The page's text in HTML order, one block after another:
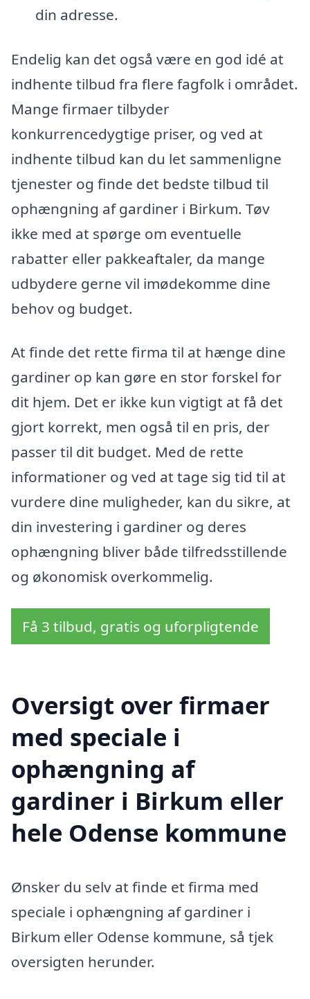
din adresse.
Endelig kan det også være en god idé at
indhente tilbud fra flere fagfolk i området.
Mange firmaer tilbyder
konkurrencedygtige priser, og ved at
indhente tilbud kan du let sammenligne
tjenester og finde det bedste tilbud til
ophængning af gardiner i Birkum. Tøv
ikke med at spørge om eventuelle
rabatter eller pakkeaftaler, da mange
udbydere gerne vil imødekomme dine
behov og budget.
At finde det rette firma til at hænge dine
gardiner op kan gøre en stor forskel for
dit hjem. Det er ikke kun vigtigt at få det
gjort korrekt, men også til en pris, der
passer til dit budget. Med de rette
informationer og ved at tage sig tid til at
vurdere dine muligheder, kan du sikre, at
din investering i gardiner og deres
ophængning bliver både tilfredsstillende
og økonomisk overkommelig.
Få 3 tilbud, gratis og uforpligtende
Oversigt over firmaer
med speciale i
ophængning af
gardiner i Birkum eller
hele Odense kommune
Ønsker du selv at finde et firma med
speciale i ophængning af gardiner i
Birkum eller Odense kommune, så tjek
oversigten herunder.